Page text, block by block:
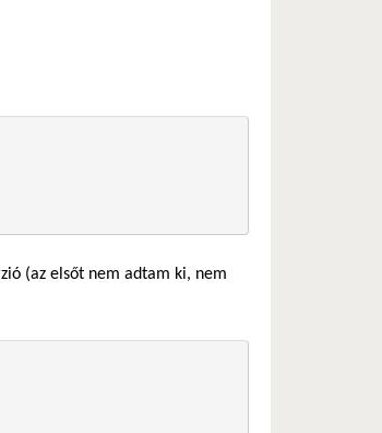
(az elsőt nem adtam ki, nem